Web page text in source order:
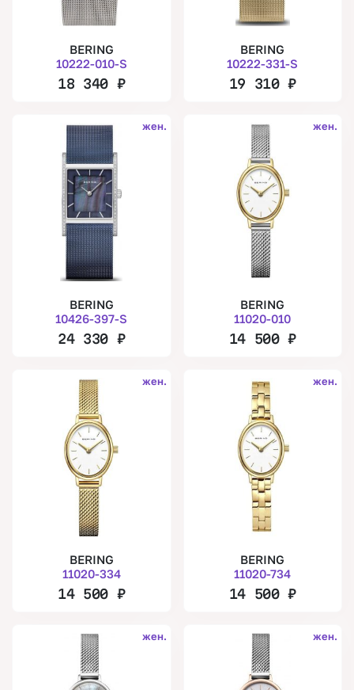
BERING
10222-010-S
18 340 ₽
BERING
10222-331-S
19 310₽
жен.
BERING
10426-397-S
24 330 ₽
жен.
BERING
11020-010
14 500₽
жен.
BERING
11020-334
14 500 ₽
жен.
BERING
11020-734
14 500₽
жен. жен.